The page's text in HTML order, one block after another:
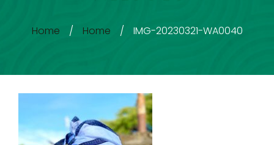
Home / Home / IMG-20230321-WA0040